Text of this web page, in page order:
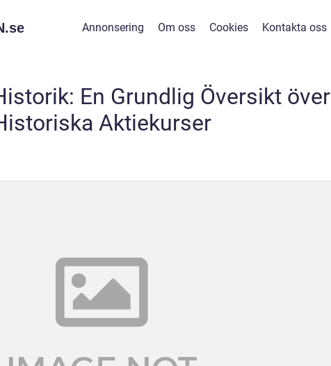
se Annonsering Om oss Cookies Kontakta oss
En Grundlig Översikt över
Aktiekurser